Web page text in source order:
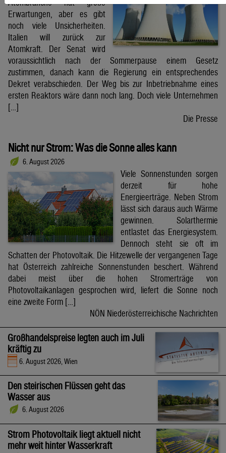
Atombranche hat große
Erwartungen, aber es gibt
noch viele Unsicherheiten.
Italien will zurück zur
Atomkraft. Der Senat wird
voraussichtlich nach der Sommerpause einem Gesetz
zustimmen, danach kann die Regierung ein entsprechendes
Dekret verabschieden. Der Weg bis zur Inbetriebnahme eines
ersten Reaktors wäre dann noch lang. Doch viele Unternehmen
[…]
Die Presse
Nicht nur Strom: Was die Sonne alles kann
6. August 2026
Viele Sonnenstunden sorgen
derzeit für hohe
Energieerträge. Neben Strom
lässt sich daraus auch Wärme
gewinnen. Solarthermie
entlastet das Energiesystem.
Dennoch steht sie oft im
Schatten der Photovoltaik. Die Hitzewelle der vergangenen Tage
hat Österreich zahlreiche Sonnenstunden beschert. Während
dabei meist über die hohen Stromerträge von
Photovoltaikanlagen gesprochen wird, liefert die Sonne noch
eine zweite Form […]
NÖN Niederösterreichische Nachrichten
Großhandelspreise legten auch im Juli
kräftig zu
6. August 2026, Wien
Den steirischen Flüssen geht das
Wasser aus
6. August 2026
Strom Photovoltaik liegt aktuell nicht
mehr weit hinter Wasserkraft